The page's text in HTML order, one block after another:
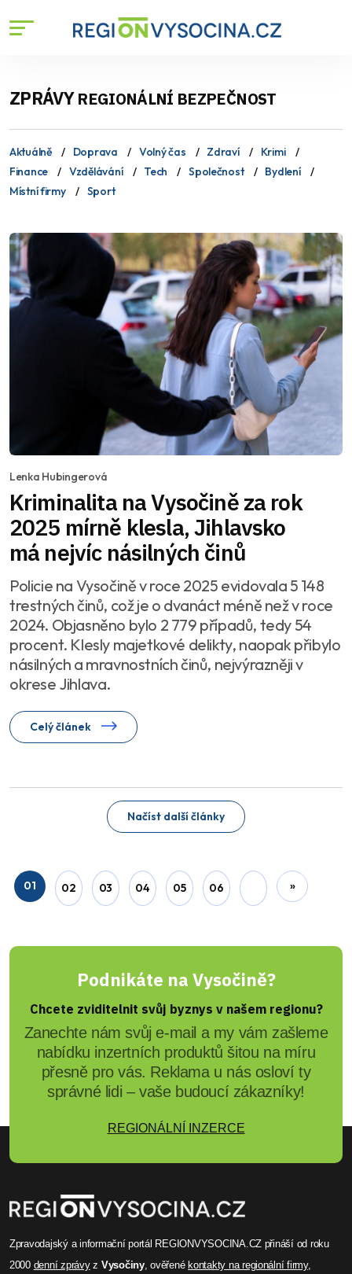
ZPRÁVYREGIONÁLNÍ BEZPEČNOST
Aktuálně Doprava Volný čas Zdraví
Krimi
Finance
Vzdělávání Tech Společnost
Bydlení
Místní firmy
Sport
Lenka Hubingerová
Kriminalita na Vysočině za rok
2025 mírně klesla, Jihlavsko
má nejvíc násilných činů
Policie na Vysočině v roce 2025 evidovala 5 148
trestných činů, což je o dvanáct méně než v roce
2024. Objasněno bylo 2 779 případů, tedy 54
procent. Klesly majetkové delikty, naopak přibylo
násilných a mravnostních činů, nejvýrazněji v
okrese Jihlava.
Celý článek
Načíst další články
01 02 03 04 05 06 »
Podnikáte na Vysočině?
Chcete zviditelnit svůj byznys v našem regionu?
Zanechte nám svůj e-mail a my vám zašleme
nabídku inzertních produktů šitou na míru
přesně pro vás. Reklama u nás osloví ty
správné lidi – vaše budoucí zákazníky!
REGIONÁLNÍ INZERCE
Zpravodajský a informační portál REGIONVYSOCINA.CZ přináší od roku
2000 denní zprávyz Vysočiny, ověřené kontakty na regionální firmy,